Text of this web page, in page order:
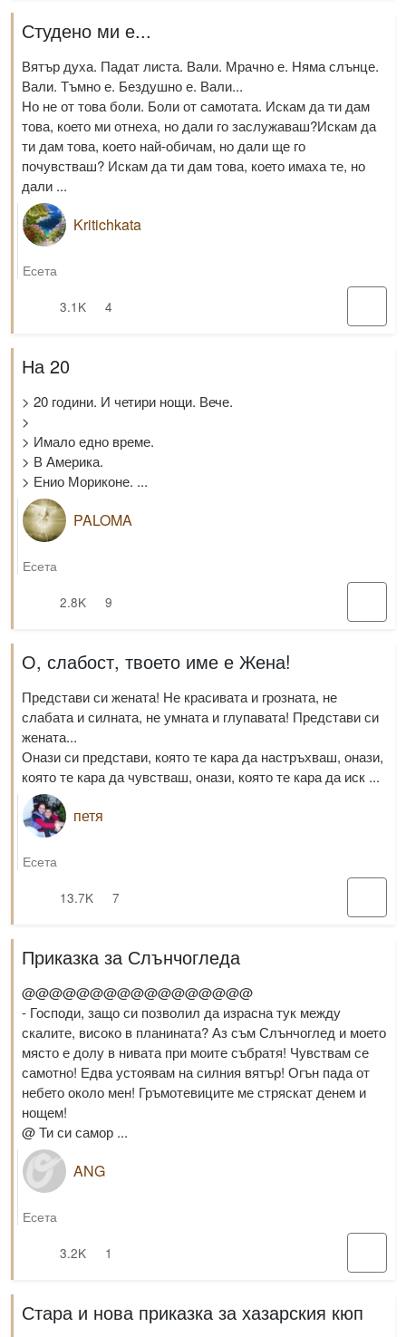
Студено ми е...
Вятър духа. Падат листа. Вали. Мрачно е. Няма слънце.
Вали. Тъмно е. Бездушно е. Вали...
Но не от това боли. Боли от самотата. Искам да ти дам
това, което ми отнеха, но дали го заслужаваш?Искам да
ти дам това, което най-обичам, но дали ще го
почувстваш? Искам да ти дам това, което имаха те, но
дали ...
Kritichkata
Есета
3.1K
4
На 20
> 20 години. И четири нощи. Вече.
>
> Имало едно време.
> В Америка.
> Енио Мориконе. ...
PALOMA
Есета
2.8K
9
О, слабост, твоето име е Жена!
Представи си жената! Не красивата и грозната, не
слабата и силната, не умната и глупавата! Представи си
жената...
Онази си представи, която те кара да настръхваш, онази,
която те кара да чувстваш, онази, която те кара да иск ...
петя
Есета
13.7K
7
Приказка за Слънчогледа
@@@@@@@@@@@@@@@@@
- Господи, защо си позволил да израсна тук между
скалите, високо в планината? Аз съм Слънчоглед и моето
място е долу в нивата при моите събратя! Чувствам се
самотно! Едва устоявам на силния вятър! Огън пада от
небето около мен! Гръмотевиците ме стряскат денем и
нощем!
@ Ти си самор ...
ANG
Есета
3.2K
1
Стара и нова приказка за хазарския кюп